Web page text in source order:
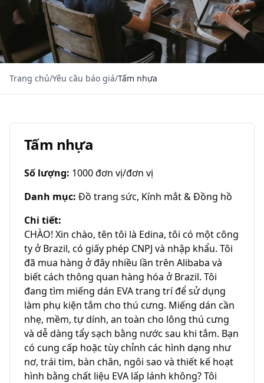
Trang chủ/Yêu cầu báo giá/Tấm nhựa
Tấm nhựa
Số lượng: 1000 đơn vị/đơn vị
Danh mục: Đồ trang sức, Kính mắt & Đồng hồ
Chi tiết:
CHÀO! Xin chào, tên tôi là Edina, tôi có một công
ty ở Brazil, có giấy phép CNPJ và nhập khẩu. Tôi
đã mua hàng ở đây nhiều lần trên Alibaba và
biết cách thông quan hàng hóa ở Brazil. Tôi
đang tìm miếng dán EVA trang trí để sử dụng
làm phụ kiện tắm cho thú cưng. Miếng dán cần
nhẹ, mềm, tự dính, an toàn cho lông thú cưng
và dễ dàng tẩy sạch bằng nước sau khi tắm. Bạn
có cung cấp hoặc tùy chỉnh các hình dạng như
nơ, trái tim, bàn chân, ngôi sao và thiết kế hoạt
hình bằng chất liệu EVA lấp lánh không? Tôi